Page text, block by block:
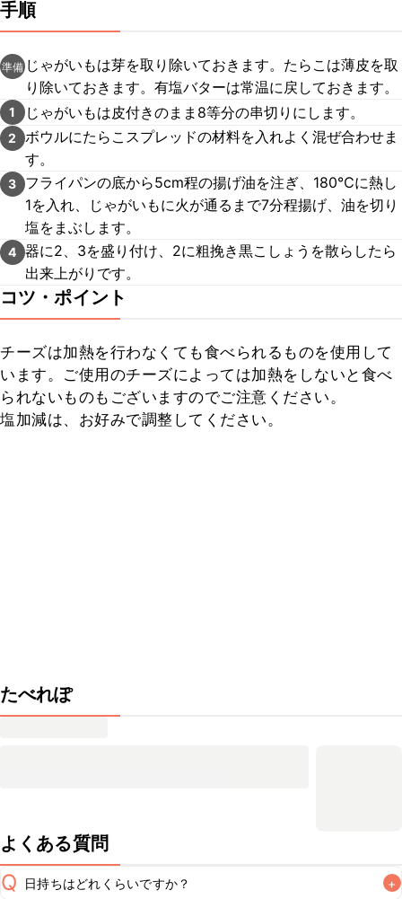
手順
準備 じゃがいもは芽を取り除いておきます。たらこは薄皮を取
り除いておきます。有塩バターは常温に戻しておきます。
1 じゃがいもは皮付きのまま8等分の串切りにします。
2
ボウルにたらこスプレッドの材料を入れよく混ぜ合わせま
す。
3
フライパンの底から5cm程の揚げ油を注ぎ、180℃に熱し
1を入れ、じゃがいもに火が通るまで7分程揚げ、油を切り
塩をまぶします。
4 器に2、3を盛り付け、2に粗挽き黒こしょうを散らしたら
出来上がりです。
コツ・ポイント
チーズは加熱を行わなくても食べられるものを使用して
います。ご使用のチーズによっては加熱をしないと食べ
られないものもございますのでご注意ください。
塩加減は、お好みで調整してください。
たべれぽ
よくある質問
Q 日持ちはどれくらいですか？ +